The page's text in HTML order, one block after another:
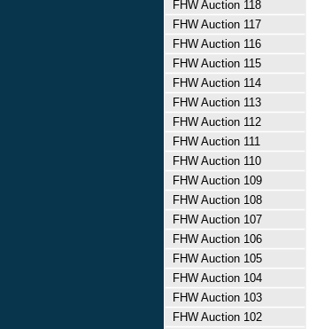
FHW Auction 118
FHW Auction 117
FHW Auction 116
FHW Auction 115
FHW Auction 114
FHW Auction 113
FHW Auction 112
FHW Auction 111
FHW Auction 110
FHW Auction 109
FHW Auction 108
FHW Auction 107
FHW Auction 106
FHW Auction 105
FHW Auction 104
FHW Auction 103
FHW Auction 102